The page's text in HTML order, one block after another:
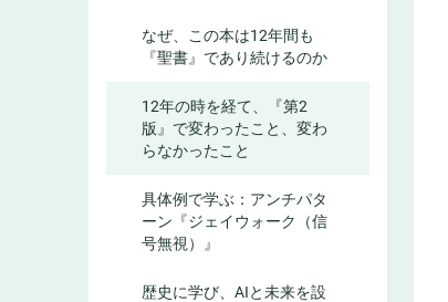
なぜ、この本は12年間も
『聖書』であり続けるのか
12年の時を経て、『第2
版』で変わったこと、変わ
らなかったこと
具体例で学ぶ：アンチパタ
ーン『ジェイウォーク（信
号無視）』
歴史に学び、AIと未来を設